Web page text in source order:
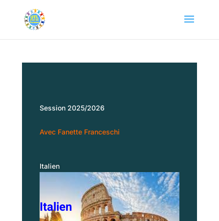
Session 2025/2026
Avec Fanette Franceschi
Italien
Italien